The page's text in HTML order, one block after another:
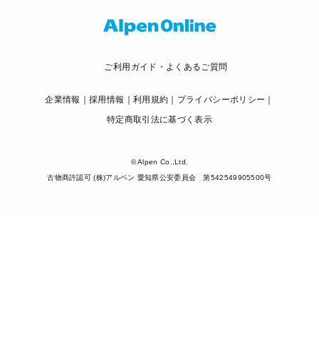
ご利用ガイド・よくあるご質問
企業情報 採用情報 利用規約
プライバシーポリシー
特定商取引法に基づく表示
© Alpen Co.,Ltd.
古物商許認可 (株)アルペン 愛知県公安委員会 第542549905500号